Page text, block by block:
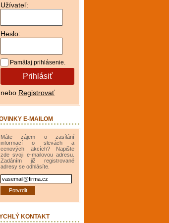
Užívateľ:
Heslo:
Pamätaj prihlásenie.
Prihlásiť
nebo Registrovať
E-MAILOM
Máte zájem o zasílání
informací o slevách a
cenových akcích? Napište
zde svoji e-mailovou adresu.
Zadáním již registrované
adresy se odhlásíte.
KONTAKT